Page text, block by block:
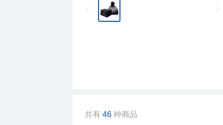
共有 46种商品